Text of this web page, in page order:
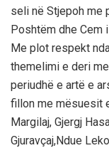
seli në Stjepoh me
Poshtëm dhe Cem
Me plot respekt
themelimi e deri
periudhë e artë e
fillon me mësuesit
Margilaj, Gjergj
Gjuravçaj,Ndue